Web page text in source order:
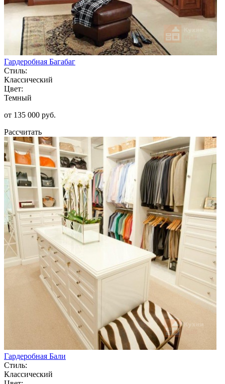
Гардеробная Багабаг
Стиль:
Классический
Цвет:
Темный
от 135 000 руб.
Рассчитать
Гардеробная Бали
Стиль:
Классический